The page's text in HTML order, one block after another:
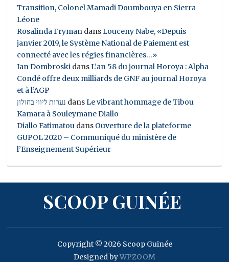
Transition, Colonel Mamadi Doumbouya en Sierra
Léone
Rosalinda Fryman dansLouceny Nabe, «Depuis
janvier 2019, le Système National de Paiement est
connecté avec les régies financières…»
Ian Dombroski dansL’an 58 du journal Horoya : Alpha
Condé offre deux milliards de GNF au journal Horoya
et à l’AGP
נערות ליווי בחולון dansLe vibrant hommage de Tibou
Kamara à Souleymane Diallo
Diallo Fatimatou dans Ouverture de la plateforme
GUPOL 2020 – Communiqué du ministère de
l’Enseignement Supérieur
SCOOP GUINÉE
Copyright © 2026 Scoop Guinée
Designed byWPZOOM